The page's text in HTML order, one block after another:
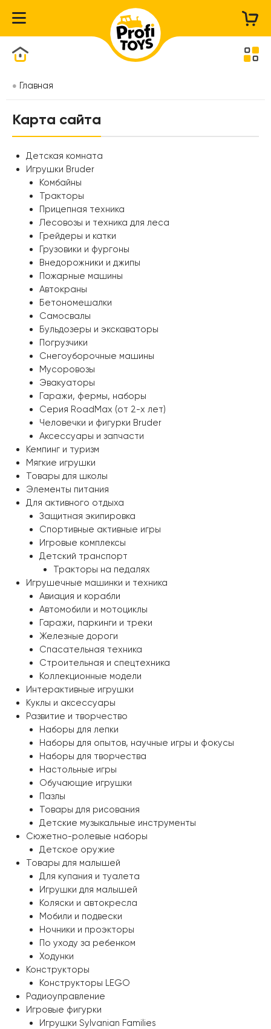
Главная
Карта сайта
Детская комната
Игрушки Bruder
Комбайны
Тракторы
Прицепная техника
Лесовозы и техника для леса
Грейдеры и катки
Грузовики и фургоны
Внедорожники и джипы
Пожарные машины
Автокраны
Бетономешалки
Самосвалы
Бульдозеры и экскаваторы
Погрузчики
Снегоуборочные машины
Мусоровозы
Эвакуаторы
Гаражи, фермы, наборы
Серия RoadMax (от 2-х лет)
Человечки и фигурки Bruder
Аксессуары и запчасти
Кемпинг и туризм
Мягкие игрушки
Товары для школы
Элементы питания
Для активного отдыха
Защитная экипировка
Спортивные активные игры
Игровые комплексы
Детский транспорт
Тракторы на педалях
Игрушечные машинки и техника
Авиация и корабли
Автомобили и мотоциклы
Гаражи, паркинги и треки
Железные дороги
Спасательная техника
Строительная и спецтехника
Коллекционные модели
Интерактивные игрушки
Куклы и аксессуары
Развитие и творчество
Наборы для лепки
Наборы для опытов, научные игры и фокусы
Наборы для творчества
Настольные игры
Обучающие игрушки
Пазлы
Товары для рисования
Детские музыкальные инструменты
Сюжетно-ролевые наборы
Детское оружие
Товары для малышей
Для купания и туалета
Игрушки для малышей
Коляски и автокресла
Мобили и подвески
Ночники и проэкторы
По уходу за ребенком
Ходунки
Конструкторы
Конструкторы LEGO
Радиоуправление
Игровые фигурки
Игрушки Sylvanian Families
Каталог товаров